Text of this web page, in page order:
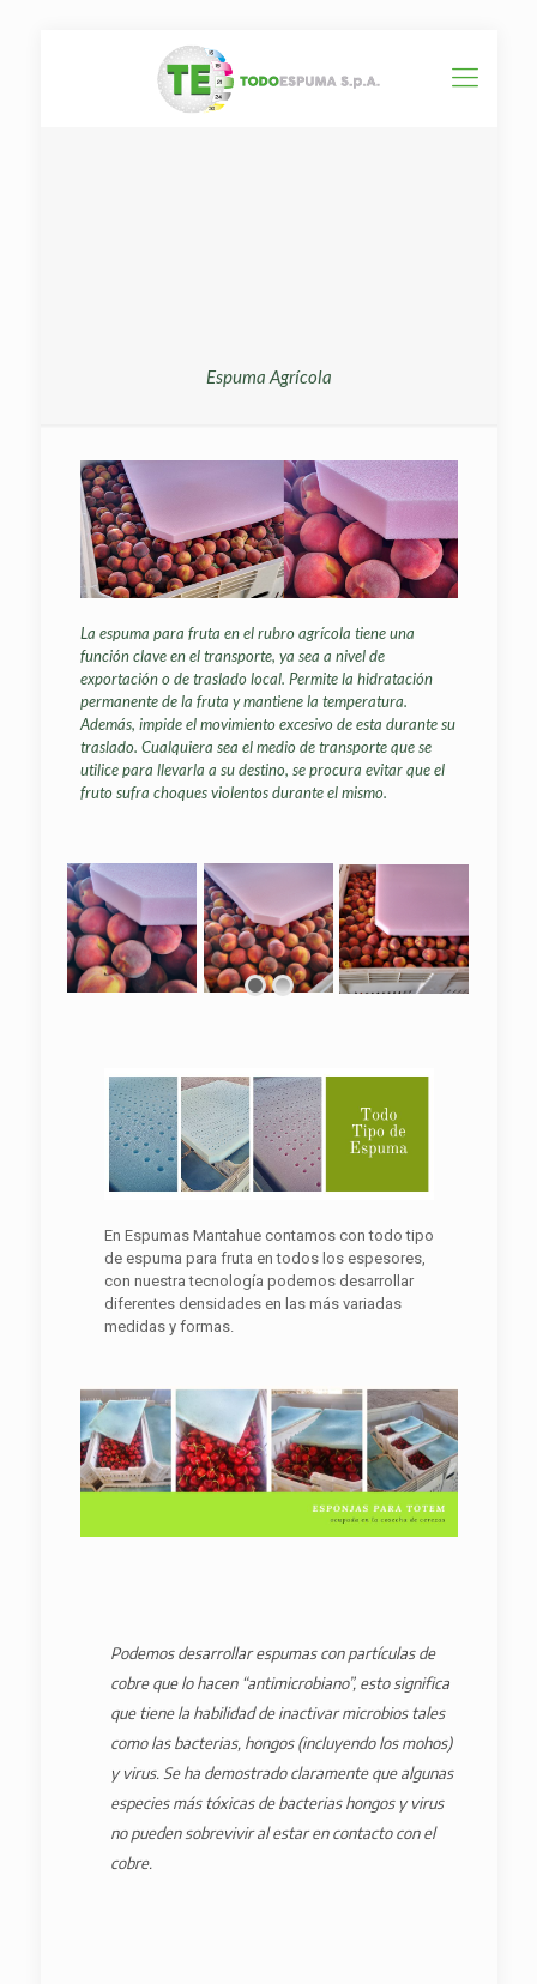
Espuma Agrícola
La espuma para fruta en el rubro agrícola tiene una
función clave en el transporte, ya sea a nivel de
exportación o de traslado local. Permite la hidratación
permanente de la fruta y mantiene la temperatura.
Además, impide el movimiento excesivo de esta durante su
traslado. Cualquiera sea el medio de transporte que se
utilice para llevarla a su destino, se procura evitar que el
fruto sufra choques violentos durante el mismo.
En Espumas Mantahue contamos con todo tipo
de espuma para fruta en todos los espesores,
con nuestra tecnología podemos desarrollar
diferentes densidades en las más variadas
medidas y formas.
Podemos desarrollar espumas con partículas de
cobre que lo hacen “antimicrobiano”, esto significa
que tiene la habilidad de inactivar microbios tales
como las bacterias, hongos (incluyendo los mohos)
y virus. Se ha demostrado claramente que algunas
especies más tóxicas de bacterias hongos y virus
no pueden sobrevivir al estar en contacto con el
cobre.